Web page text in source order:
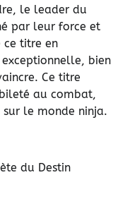
le leader du
par leur force et
ce titre en
exceptionnelle, bien
Ce titre
au combat,
le monde ninja.
du Destin